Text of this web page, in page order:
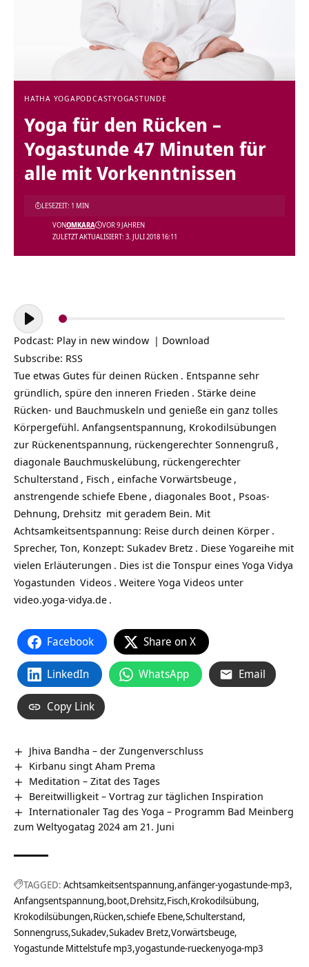
HATHA YOGAPODCASTYOGASTUNDE
Yoga für den Rücken –
Yogastunde 47 Minuten für
alle mit Vorkenntnissen
ZULETZT AKTUALISIERT: 3. JULI 2018 16:11
VONOMKARA VOR 9 JAHREN
LESEZEIT: 1 MIN
Audio-
Player
Podcast: Play in new window | Download
Subscribe: RSS
Tue etwas Gutes für deinen Rücken . Entspanne sehr
gründlich, spüre den inneren Frieden . Stärke deine
Rücken- und Bauchmuskeln und genieße ein ganz tolles
Körpergefühl. Anfangsentspannung, Krokodilsübungen
zur Rückenentspannung, rückengerechter Sonnengruß ,
diagonale Bauchmuskelübung, rückengerechter
Schulterstand , Fisch , einfache Vorwärtsbeuge ,
anstrengende schiefe Ebene , diagonales Boot , Psoas-
Dehnung, Drehsitz mit geradem Bein. Mit
Achtsamkeitsentspannung: Reise durch deinen Körper .
Sprecher, Ton, Konzept: Sukadev Bretz . Diese Yogareihe mit
vielen Erläuterungen . Dies ist die Tonspur eines Yoga Vidya
Yogastunden Videos . Weitere Yoga Videos unter
video.yoga-vidya.de .
Facebook Share on X
LinkedIn WhatsApp Email
Copy Link
Jhiva Bandha – der Zungenverschluss
Kirbanu singt Aham Prema
Meditation – Zitat des Tages
Bereitwilligkeit – Vortrag zur täglichen Inspiration
Internationaler Tag des Yoga – Programm Bad Meinberg
zum Weltyogatag 2024 am 21. Juni
TAGGED: Achtsamkeitsentspannung anfänger-yogastunde-mp3
Anfangsentspannung boot Drehsitz Fisch Krokodilsübung
Krokodilsübungen Rücken schiefe Ebene Schulterstand
Sonnengruss Sukadev Sukadev Bretz Vorwärtsbeuge
Yogastunde Mittelstufe mp3 yogastunde-rueckenyoga-mp3